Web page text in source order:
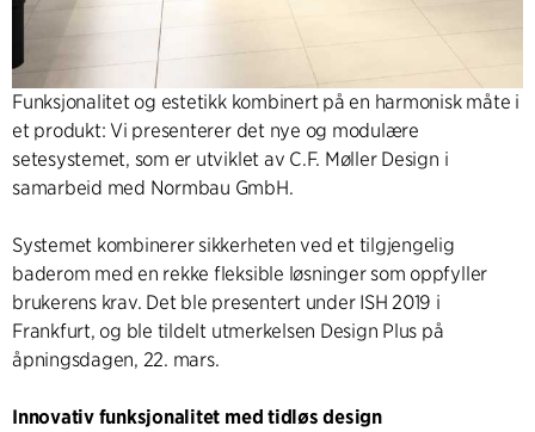
Funksjonalitet og estetikk kombinert på en harmonisk måte i
et produkt: Vi presenterer det nye og modulære
setesystemet, som er utviklet av C.F. Møller Design i
samarbeid med Normbau GmbH.
Systemet kombinerer sikkerheten ved et tilgjengelig
baderom med en rekke fleksible løsninger som oppfyller
brukerens krav. Det ble presentert under ISH 2019 i
Frankfurt, og ble tildelt utmerkelsen Design Plus på
åpningsdagen, 22. mars.
Innovativ funksjonalitet med tidløs design